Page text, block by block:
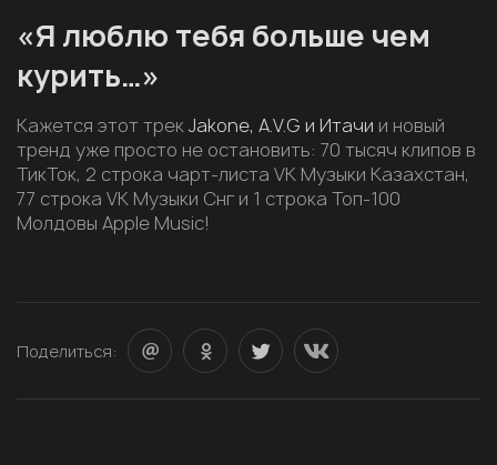
«Я люблю тебя больше чем
курить…»
Кажется этот трекJakone, A.V.G и Итачи и новый
тренд уже просто не остановить: 70 тысяч клипов в
ТикТок, 2 строка чарт-листа VK Музыки Казахстан,
77 строка VK Музыки Снг и 1 строка Топ-100
Молдовы Apple Music!
Поделиться: